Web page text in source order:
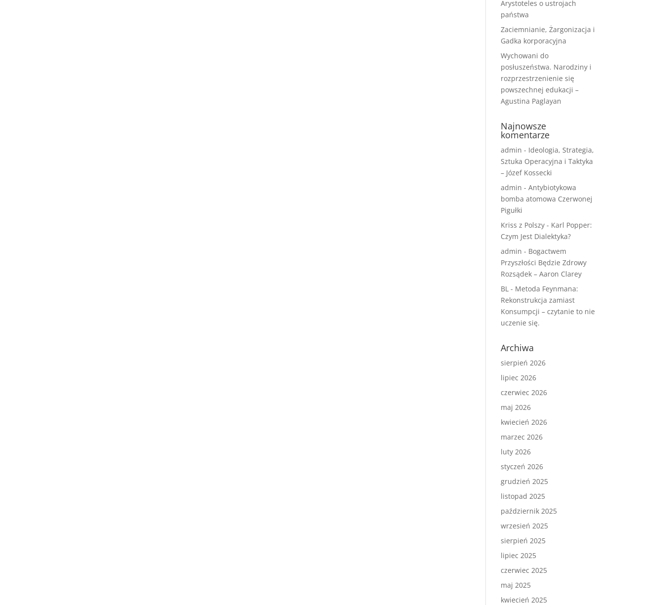
Arystoteles o ustrojach
państwa
Zaciemnianie, Żargonizacja i
Gadka korporacyjna
Wychowani do
posłuszeństwa. Narodziny i
rozprzestrzenienie się
powszechnej edukacji –
Agustina Paglayan
Najnowsze
komentarze
admin - Ideologia, Strategia,
Sztuka Operacyjna i Taktyka
– Józef Kossecki
admin -Antybiotykowa
bomba atomowa Czerwonej
Pigułki
Kriss z Polszy - Karl Popper:
Czym Jest Dialektyka?
admin - Bogactwem
Przyszłości Będzie Zdrowy
Rozsądek – Aaron Clarey
BL - Metoda Feynmana:
Rekonstrukcja zamiast
Konsumpcji – czytanie to nie
uczenie się.
Archiwa
sierpień 2026
lipiec 2026
czerwiec 2026
maj 2026
kwiecień 2026
marzec 2026
luty 2026
styczeń 2026
grudzień 2025
listopad 2025
październik 2025
wrzesień 2025
sierpień 2025
lipiec 2025
czerwiec 2025
maj 2025
kwiecień 2025